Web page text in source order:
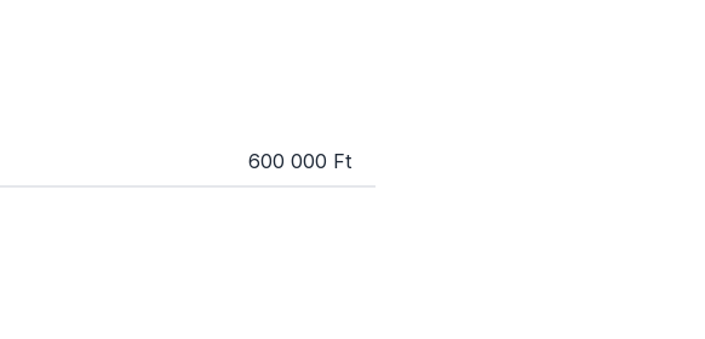
600 000 Ft